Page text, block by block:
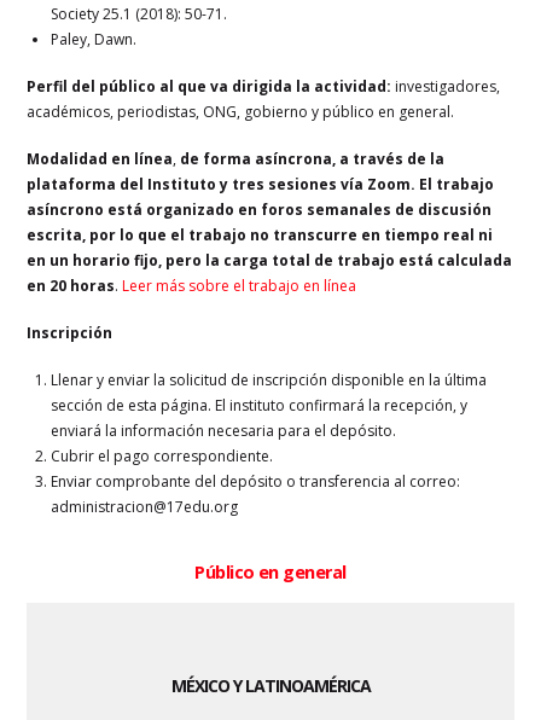
Society 25.1 (2018): 50-71.
Paley, Dawn.
Perfil del público al que va dirigida la actividad: investigadores,
académicos, periodistas, ONG, gobierno y público en general.
Modalidad en línea, de forma asíncrona, a través de la
plataforma del Instituto y tres sesiones vía Zoom. El trabajo
asíncrono está organizado en foros semanales de discusión
escrita, por lo que el trabajo no transcurre en tiempo real ni
en un horario fijo, pero la carga total de trabajo está calculada
en 20 horas. Leer más sobre el trabajo en línea
Inscripción
Llenar y enviar la solicitud de inscripción disponible en la última
sección de esta página. El instituto confirmará la recepción, y
enviará la información necesaria para el depósito.
Cubrir el pago correspondiente.
Enviar comprobante del depósito o transferencia al correo:
administracion@17edu.org
Público en general
MÉXICO Y LATINOAMÉRICA